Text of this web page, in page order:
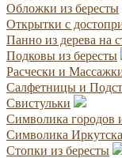
Обложки из бересты
Открытки с
Панно из дерева на
Подковы из бересты
Расчески и
Салфетницы и
Свистульки
Символика городов
Символика
Стопки из бересты